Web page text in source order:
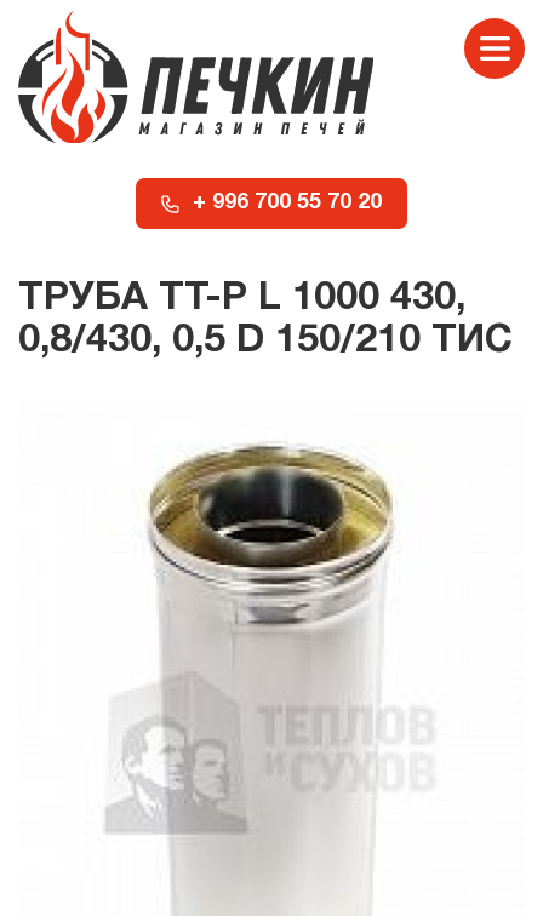
+ 996 700 55 70 20
ТРУБА TT-P L 1000 430,
0,8/430, 0,5 D 150/210 ТИС